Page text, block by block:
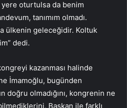
yere oturtulsa da benim
tanımım olmadı.
ülkenin geleceğidir. Koltuk
dedi.
kazanması halinde
İmamoğlu, bugünden
doğru olmadığını, kongrenin ne
Başkan ile farklı